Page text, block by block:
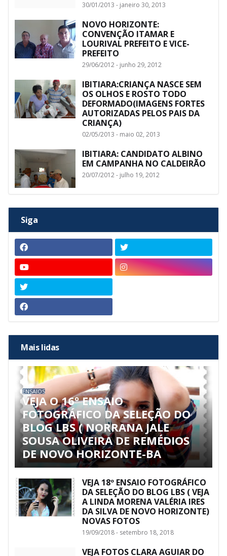
30/01/2013 - janeiro 30, 2013
NOVO HORIZONTE:
CONVENÇÃO ITAMAR E
LOURIVAL PREFEITO E VICE-
PREFEITO
29/06/2012 - junho 29, 2012
IBITIARA:CRIANÇA NASCE SEM
OS OLHOS E ROSTO TODO
DEFORMADO(IMAGENS FORTES
AUTORIZADAS PELOS PAIS DA
CRIANÇA)
02/05/2013 - maio 02, 2013
IBITIARA: CANDIDATO ALBINO
EM CAMPANHA NO CALDEIRÃO
20/07/2012 - julho 19, 2012
Siga
Mais lidas
ENSAIOS
VEJA O 16º ENSAIO
FOTOGRÁFICO DA SELEÇÃO DO
BLOG LBS ( NORRANA JALE
SOUSA OLIVEIRA DE REMÉDIOS
DE NOVO HORIZONTE-BA
VEJA 18º ENSAIO FOTOGRÁFICO
DA SELEÇÃO DO BLOG LBS ( VEJA
A LINDA MORENA VALÉRIA IRES
DA SILVA DE NOVO HORIZONTE)
NOVAS FOTOS
19/09/2018 - setembro 18, 2018
VEJA FOTOS CLARA AGUIAR DO